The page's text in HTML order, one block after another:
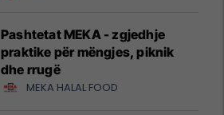
Pashtetat MEKA - zgjedhje
praktike për mëngjes, piknik
dhe rrugë
MEKA HALAL FOOD